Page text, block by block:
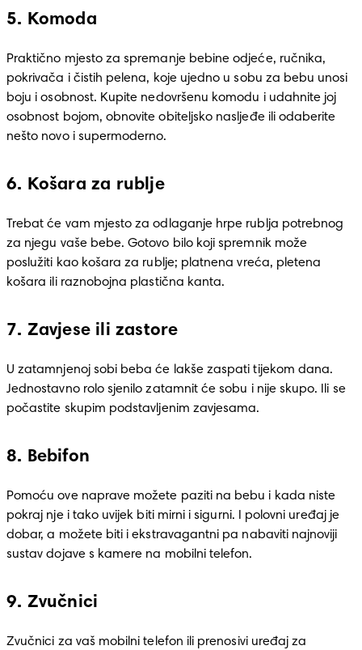
5. Komoda
Praktično mjesto za spremanje bebine odjeće, ručnika,
pokrivača i čistih pelena, koje ujedno u sobu za bebu unosi
boju i osobnost. Kupite nedovršenu komodu i udahnite joj
osobnost bojom, obnovite obiteljsko nasljeđe ili odaberite
nešto novo i supermoderno.
6. Košara za rublje
Trebat će vam mjesto za odlaganje hrpe rublja potrebnog
za njegu vaše bebe. Gotovo bilo koji spremnik može
poslužiti kao košara za rublje; platnena vreća, pletena
košara ili raznobojna plastična kanta.
7. Zavjese ili zastore
U zatamnjenoj sobi beba će lakše zaspati tijekom dana.
Jednostavno rolo sjenilo zatamnit će sobu i nije skupo. Ili se
počastite skupim podstavljenim zavjesama.
8. Bebifon
Pomoću ove naprave možete paziti na bebu i kada niste
pokraj nje i tako uvijek biti mirni i sigurni. I polovni uređaj je
dobar, a možete biti i ekstravagantni pa nabaviti najnoviji
sustav dojave s kamere na mobilni telefon.
9. Zvučnici
Zvučnici za vaš mobilni telefon ili prenosivi uređaj za